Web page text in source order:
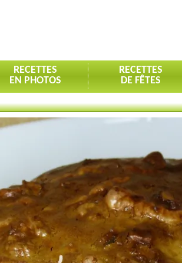
RECETTES
EN PHOTOS
RECETTES
DE FÊTES